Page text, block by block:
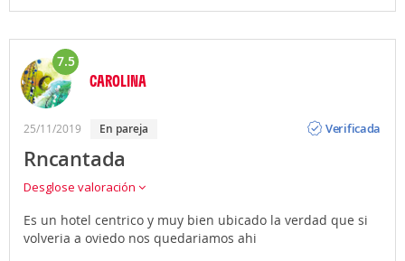
7.5
CAROLINA
25/11/2019 en pareja
Verificada
Rncantada
Desglose valoración
Es un hotel centrico y muy bien ubicado la verdad que si
volveria a oviedo nos quedariamos ahi